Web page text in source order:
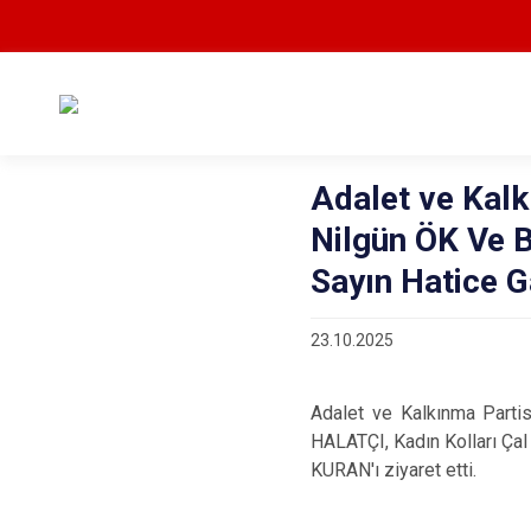
Adalet ve
Nilgün ÖK Ve
Sayın Hatice
23.10.2025
Adalet ve Kalkınma
HALATÇI, Kadın Kolları
KURAN'ı ziyaret etti.